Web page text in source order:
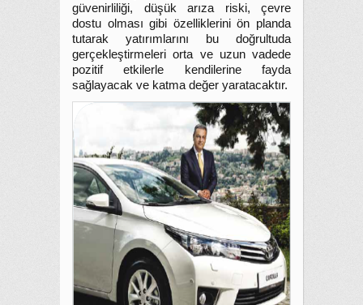
güvenirliliği, düşük arıza riski, çevre
dostu olması gibi özelliklerini ön planda
tutarak yatırımlarını bu doğrultuda
gerçekleştirmeleri orta ve uzun vadede
pozitif etkilerle kendilerine fayda
sağlayacak ve katma değer yaratacaktır.